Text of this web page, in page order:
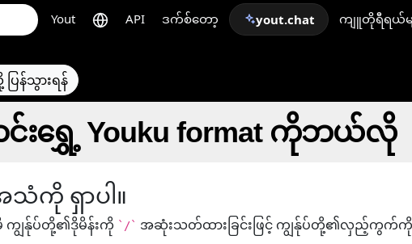
Yout API ဒက်စ်တော့ yout.chat ကျူတိုရီရယ်မျ
ြန်သွားရန်
ာင်းရွှေ့ Youku format ကိုဘယ်လို
ကို ရှာပါ။
ကျွန်ုပ်တို့၏ဒိုမိန်းကို `/` အဆုံးသတ်ထားခြင်းဖြင့် ကျွန်ုပ်တို့၏လှည့်ကွက်